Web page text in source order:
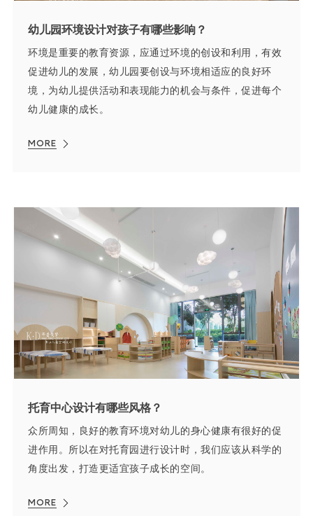
幼儿园环境设计对孩子有哪些影响？
环境是重要的教育资源，应通过环境的创设和利用，有效
促进幼儿的发展，幼儿园要创设与环境相适应的良好环
境，为幼儿提供活动和表现能力的机会与条件，促进每个
幼儿健康的成长。
MORE
托育中心设计有哪些风格？
众所周知，良好的教育环境对幼儿的身心健康有很好的促
进作用。所以在对托育园进行设计时，我们应该从科学的
角度出发，打造更适宜孩子成长的空间。
MORE